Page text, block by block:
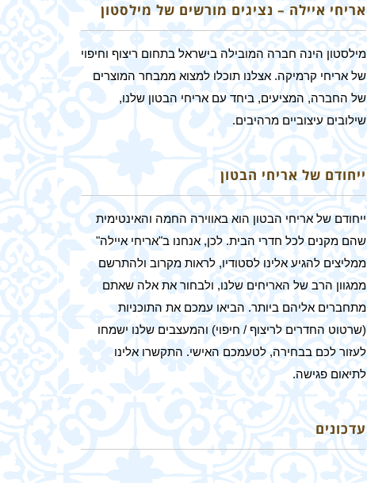
אריחי איילה – נציגים מורשים של מילסטון
מילסטון הינה חברה המובילה בישראל בתחום ריצוף וחיפוי
של אריחי קרמיקה. אצלנו תוכלו למצוא ממבחר המוצרים
של החברה, המציעים, ביחד עם אריחי הבטון שלנו,
שילובים עיצוביים מרהיבים.
ייחודם של אריחי הבטון
ייחודם של אריחי הבטון הוא באווירה החמה והאינטימית
שהם מקנים לכל חדרי הבית. לכן, אנחנו ב"אריחי איילה"
ממליצים להגיע אלינו לסטודיו, לראות מקרוב ולהתרשם
ממגוון הרב של האריחים שלנו, ולבחור את אלה שאתם
מתחברים אליהם ביותר. הביאו עמכם את התוכניות
(שרטוט החדרים לריצוף / חיפוי) והמעצבים שלנו ישמחו
לעזור לכם בבחירה, לטעמכם האישי. התקשרו אלינו
לתיאום פגישה.
עדכונים